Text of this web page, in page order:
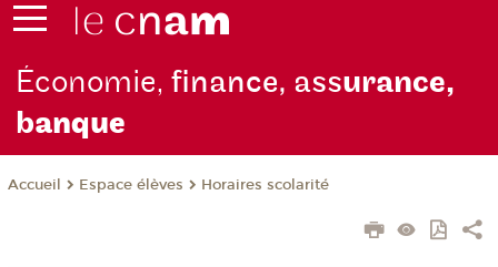
Économie,finance, assurance,
banque
Accueil Espace élèves Horaires scolarité